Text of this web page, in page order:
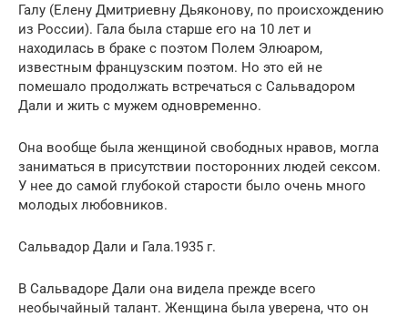
Галу (Елену Дмитриевну Дьяконову, по происхождению
из России). Гала была старше его на 10 лет и
находилась в браке с поэтом Полем Элюаром,
известным французским поэтом. Но это ей не
помешало продолжать встречаться с Сальвадором
Дали и жить с мужем одновременно.
Она вообще была женщиной свободных нравов, могла
заниматься в присутствии посторонних людей сексом.
У нее до самой глубокой старости было очень много
молодых любовников.
Сальвадор Дали и Гала.1935 г.
В Сальвадоре Дали она видела прежде всего
необычайный талант. Женщина была уверена, что он